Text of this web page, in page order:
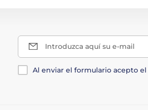
Introduzca aquí su e-mail
Al enviar el formulario acepto el